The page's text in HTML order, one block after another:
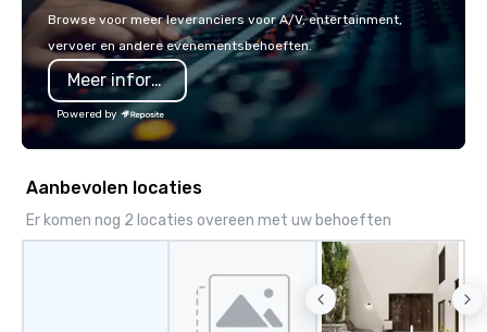
Howl at the Moon
upcoming events and
Browse voor meer leveranciers voor A/V, entertainment,
vervoer en andere evenementsbehoeften.
Meer informatie
Powered by
Aanbevolen locaties
Er komen nog 2 locaties overeen met uw behoeften